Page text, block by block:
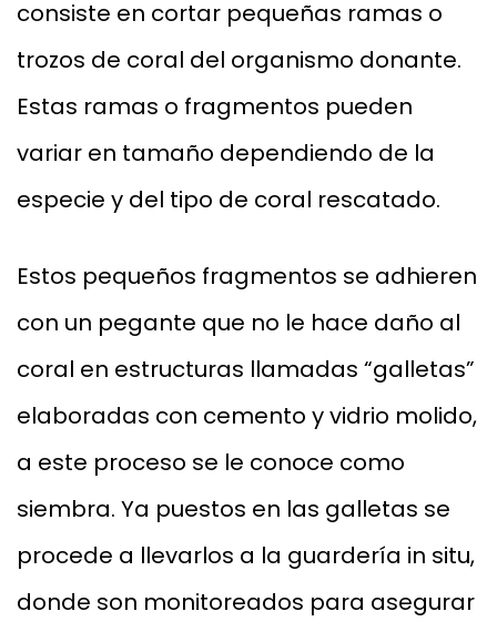
consiste en cortar pequeñas ramas o
trozos de coral del organismo donante.
Estas ramas o fragmentos pueden
variar en tamaño dependiendo de la
especie y del tipo de coral rescatado.
Estos pequeños fragmentos se adhieren
con un pegante que no le hace daño al
coral en estructuras llamadas “galletas”
elaboradas con cemento y vidrio molido,
a este proceso se le conoce como
siembra. Ya puestos en las galletas se
procede a llevarlos a la guardería in situ,
donde son monitoreados para asegurar